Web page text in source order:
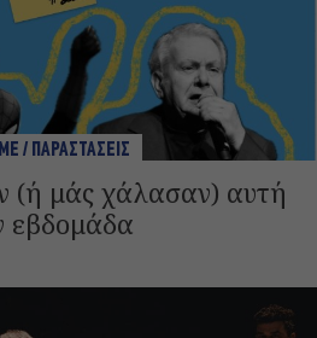
/ ΠΑΡΑΣΤΑΣΕΙΣ
(ή μάς χάλασαν) αυτή
εβδομάδα